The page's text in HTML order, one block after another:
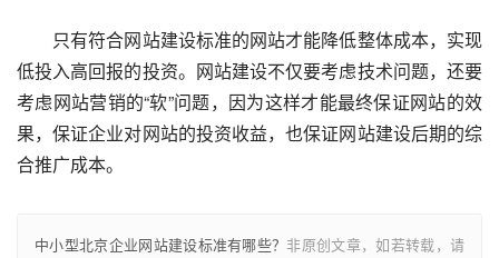
只有符合网站建设标准的网站才能降低整体成本，实现
低投入高回报的投资。网站建设不仅要考虑技术问题，还要
考虑网站营销的“软”问题，因为这样才能最终保证网站的效
果，保证企业对网站的投资收益，也保证网站建设后期的综
合推广成本。
中小型北京企业网站建设标准有哪些？非原创文章，如若转载，请